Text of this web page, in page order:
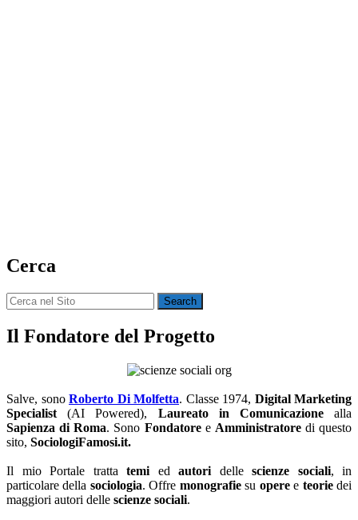
Cerca
Search
for:
Il Fondatore del Progetto
Salve, sono Roberto Di Molfetta. Classe 1974, Digital Marketing
Specialist (AI Powered), Laureato in Comunicazionealla
Sapienza di Roma. Sono Fondatoree Amministratoredi questo
sito, SociologiFamosi.it.
Il mio Portale tratta temi ed autori delle scienze sociali, in
particolare della sociologia. Offre monografiesu operee teoriedei
maggiori autori delle scienze sociali.